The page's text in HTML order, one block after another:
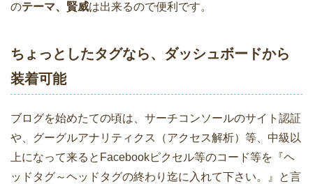
のテーマ、賢威は出来るので便利です。
ちょっとしたタグなら、ダッシュボードから
装着可能
ブログを始めたての頃は、サーチコンソールのサイト認証
や、グーグルアナリティクス（アクセス解析）等、中級以
上になって来るとFacebookピクセル等のコード等を『ヘ
ッドタグ～ヘッドタグの終わり迄に入れて下さい。』と言